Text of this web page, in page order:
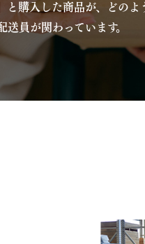
と購入した商品が、どの
送員が関わっています。